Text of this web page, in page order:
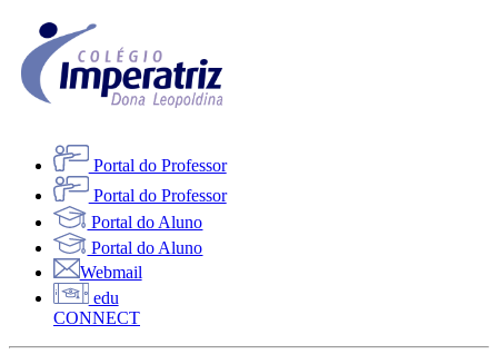
Portal do Professor
Portal do Professor
Portal do Aluno
Portal do Aluno
Webmail
edu
CONNECT